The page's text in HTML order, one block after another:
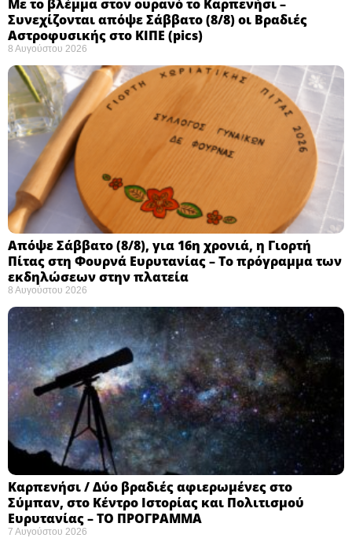
Με το βλέμμα στον ουρανό το Καρπενήσι –
Συνεχίζονται απόψε Σάββατο (8/8) οι Βραδιές
Αστροφυσικής στο ΚΙΠΕ (pics)
8 Αυγούστου 2026
Απόψε Σάββατο (8/8), για 16η χρονιά, η Γιορτή
Πίτας στη Φουρνά Ευρυτανίας – Το πρόγραμμα των
εκδηλώσεων στην πλατεία
8 Αυγούστου 2026
Καρπενήσι / Δύο βραδιές αφιερωμένες στο
Σύμπαν, στο Κέντρο Ιστορίας και Πολιτισμού
Ευρυτανίας – ΤΟ ΠΡΟΓΡΑΜΜΑ
7 Αυγούστου 2026